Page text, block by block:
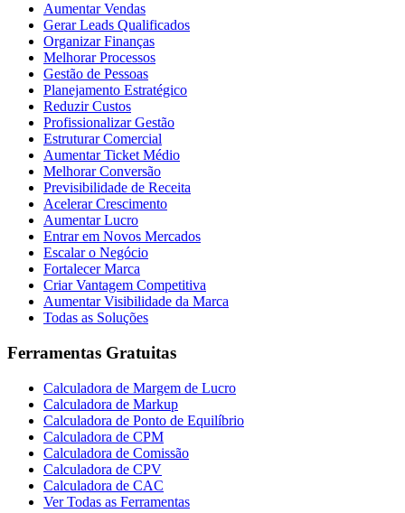
Aumentar Vendas
Gerar Leads Qualificados
Organizar Finanças
Melhorar Processos
Gestão de Pessoas
Planejamento Estratégico
Reduzir Custos
Profissionalizar Gestão
Estruturar Comercial
Aumentar Ticket Médio
Melhorar Conversão
Previsibilidade de Receita
Acelerar Crescimento
Aumentar Lucro
Entrar em Novos Mercados
Escalar o Negócio
Fortalecer Marca
Criar Vantagem Competitiva
Aumentar Visibilidade da Marca
Todas as Soluções
Ferramentas Gratuitas
Calculadora de Margem de Lucro
Calculadora de Markup
Calculadora de Ponto de Equilíbrio
Calculadora de CPM
Calculadora de Comissão
Calculadora de CPV
Calculadora de CAC
Ver Todas as Ferramentas